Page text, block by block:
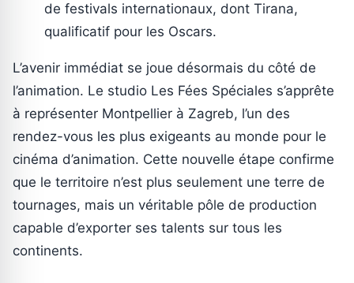
de festivals internationaux, dont Tirana,
qualificatif pour les Oscars.
L’avenir immédiat se joue désormais du côté de
l’animation. Le studio Les Fées Spéciales s’apprête
à représenter Montpellier à Zagreb, l’un des
rendez-vous les plus exigeants au monde pour le
cinéma d’animation. Cette nouvelle étape confirme
que le territoire n’est plus seulement une terre de
tournages, mais un véritable pôle de production
capable d’exporter ses talents sur tous les
continents.